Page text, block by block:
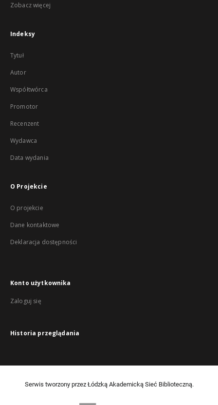
Zobacz więcej
Indeksy
Tytuł
Autor
Współtwórca
Promotor
Recenzent
Wydawca
Data wydania
O Projekcie
O projekcie
Dane kontaktowe
Deklaracja dostępności
Konto użytkownika
Zaloguj się
Historia przeglądania
Serwis tworzony przez Łódzką Akademicką Sieć Biblioteczną.